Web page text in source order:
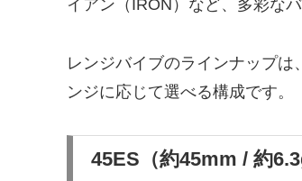
イアン（IRON）など、多彩な
レンジバイブのラインナップ
ンジに応じて選べる構成です。
45ES（約45mm / 約